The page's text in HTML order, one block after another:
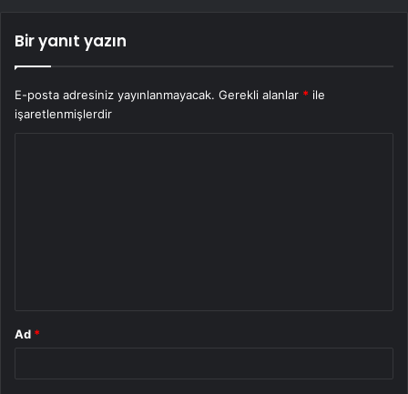
Bir yanıt yazın
E-posta adresiniz yayınlanmayacak. Gerekli alanlar * ile
işaretlenmişlerdir
Ad *